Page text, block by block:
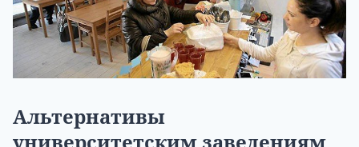
Альтернативы
университетским заведениям